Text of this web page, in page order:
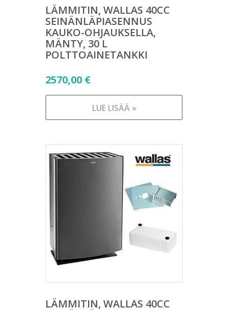
LÄMMITIN, WALLAS 40CC
SEINÄNLÄPIASENNUS
KAUKO-OHJAUKSELLA,
MÄNTY, 30 L
POLTTOAINETANKKI
2570,00 €
LUE LISÄÄ »
LÄMMITIN, WALLAS 40CC